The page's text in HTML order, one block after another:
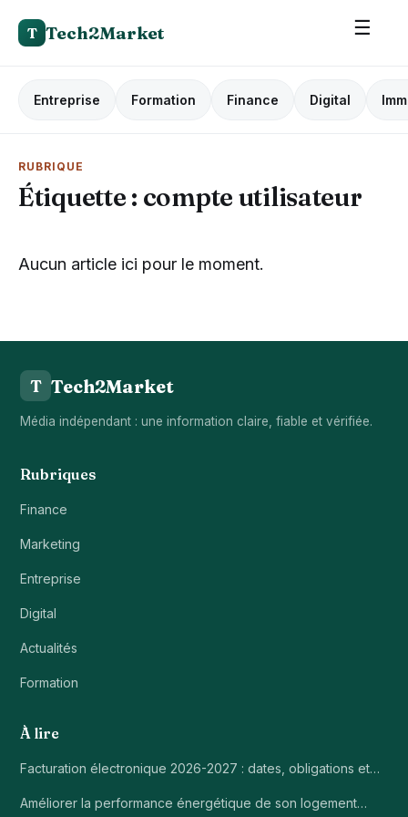
T Tech2Market ☰
Entreprise Formation Finance Digital
RUBRIQUE
Étiquette : compte utilisateur
Aucun article ici pour le moment.
T Tech2Market
Média indépendant : une information claire, fiable et vérifiée.
Rubriques
Finance
Marketing
Entreprise
Digital
Actualités
Formation
À lire
Facturation électronique 2026-2027 : dates, obligations et…
Améliorer la performance énergétique de son logement…